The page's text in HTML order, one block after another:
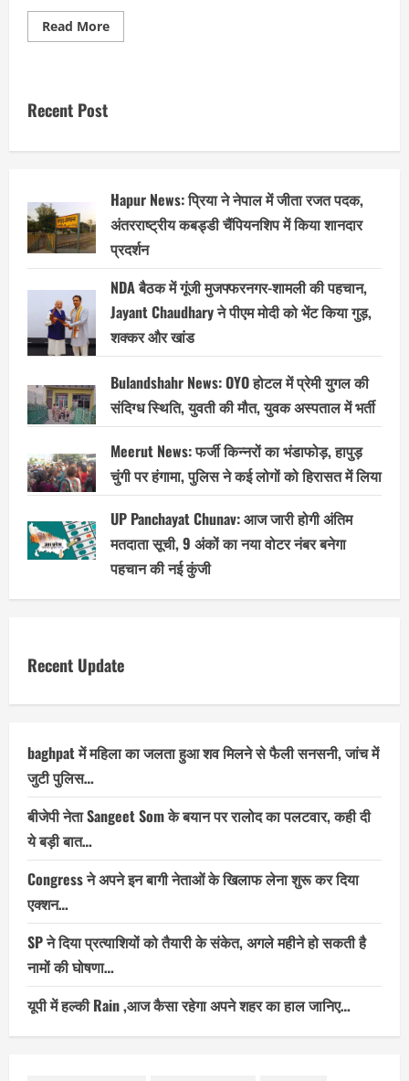
Read MoreRead
more
क्लब
पूरे
इलाके
में
दहशत
का
माहौल…
Recent Post
Hapur News: प्रिया ने नेपाल में जीता रजत पदक,
अंतरराष्ट्रीय कबड्डी चैंपियनशिप में किया शानदार
प्रदर्शन
NDA बैठक में गूंजी मुजफ्फरनगर-शामली की पहचान,
Jayant Chaudhary ने पीएम मोदी को भेंट किया गुड़,
शक्कर और खांड
Bulandshahr News: OYO होटल में प्रेमी युगल की
संदिग्ध स्थिति, युवती की मौत, युवक अस्पताल में भर्ती
Meerut News: फर्जी किन्नरों का भंडाफोड़, हापुड़
चुंगी पर हंगामा, पुलिस ने कई लोगों को हिरासत में लिया
UP Panchayat Chunav: आज जारी होगी अंतिम
मतदाता सूची, 9 अंकों का नया वोटर नंबर बनेगा
पहचान की नई कुंजी
Recent Update
baghpat में महिला का जलता हुआ शव मिलने से फैली सनसनी, जांच में
जुटी पुलिस…
बीजेपी नेता Sangeet Som के बयान पर रालोद का पलटवार, कही दी
ये बड़ी बात…
Congress ने अपने इन बागी नेताओं के खिलाफ लेना शुरू कर दिया
एक्शन…
SP ने दिया प्रत्याशियों को तैयारी के संकेत, अगले महीने हो सकती है
नामों की घोषणा…
यूपी में हल्की Rain ,आज कैसा रहेगा अपने शहर का हाल जानिए…